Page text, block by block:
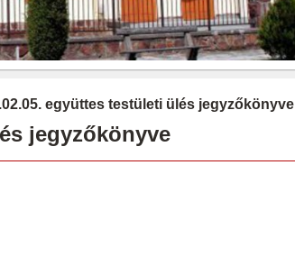
együttes testületi ülés jegyzőkönyve
jegyzőkönyve